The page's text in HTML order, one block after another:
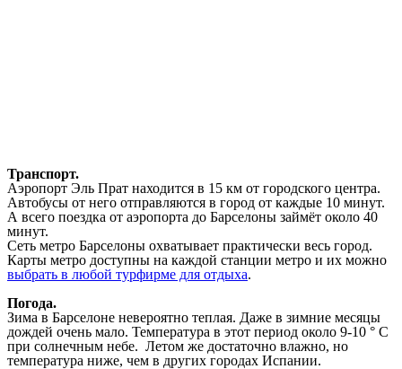
Транспорт.
Аэропорт Эль Прат находится в 15 км от городского центра.
Автобусы от него отправляются в город от каждые 10 минут.
А всего поездка от аэропорта до Барселоны займёт около 40
минут.
Сеть метро Барселоны охватывает практически весь город.
Карты метро доступны на каждой станции метро и их можно
выбрать в любой турфирме для отдыха.
Погода.
Зима в Барселоне невероятно теплая. Даже в зимние месяцы
дождей очень мало. Температура в этот период около 9-10 ° C
при солнечным небе. Летом же достаточно влажно, но
температура ниже, чем в других городах Испании.